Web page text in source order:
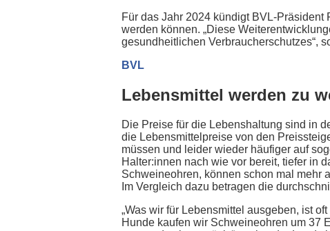
Für das Jahr 2024 kündigt BVL-
werden können. „Diese
gesundheitlichen Verbraucherschutzes“,
BVL
Lebensmittel werden zu
Die Preise für die Lebenshaltung sind in
die Lebensmittelpreise von den
müssen und leider wieder häufiger auf
Halter:innen nach wie vor bereit, tiefer in
Schweineohren, können schon mal mehr
Im Vergleich dazu betragen die
„Was wir für Lebensmittel ausgeben, ist
Hunde kaufen wir Schweineohren um 37